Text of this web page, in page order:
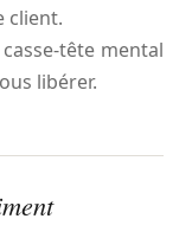
client.
tête mental
libérer.